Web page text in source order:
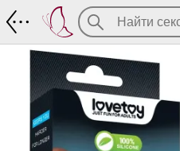
Эректильная